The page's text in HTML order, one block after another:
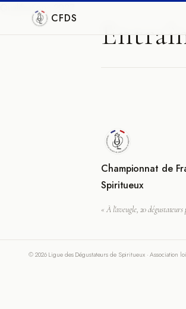
CFDS
Qualifications 2027
Championnat de
Spiritueux
« À l'aveugle, 20
© 2026 Ligue des Dégustateurs de Spiritueux · Association